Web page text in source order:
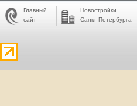
Главный
сайт
Новостройки
Санкт-Петербурга